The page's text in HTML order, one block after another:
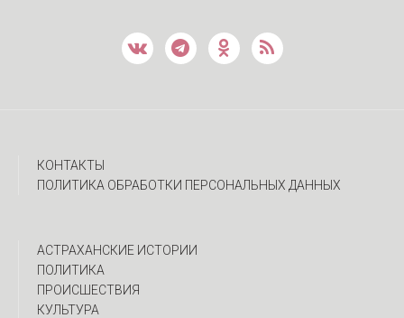
КОНТАКТЫ
ПОЛИТИКА ОБРАБОТКИ ПЕРСОНАЛЬНЫХ ДАННЫХ
АСТРАХАНСКИЕ ИСТОРИИ
ПОЛИТИКА
ПРОИСШЕСТВИЯ
КУЛЬТУРА